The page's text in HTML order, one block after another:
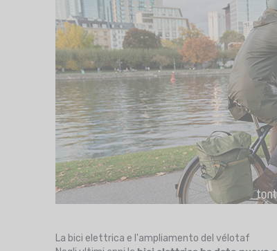
La bici elettrica e l'ampliamento del vélotaf